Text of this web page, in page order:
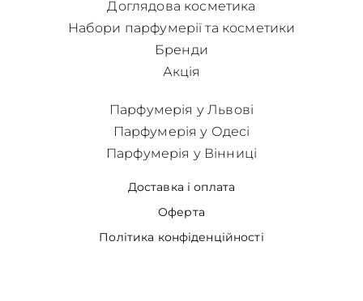
Доглядова косметика
Набори парфумерії та косметики
Бренди
Акція
Доставка і оплата
Оферта
Політика конфіденційності
Парфумерія у Львові
Парфумерія у Одесі
Парфумерія у Вінниці